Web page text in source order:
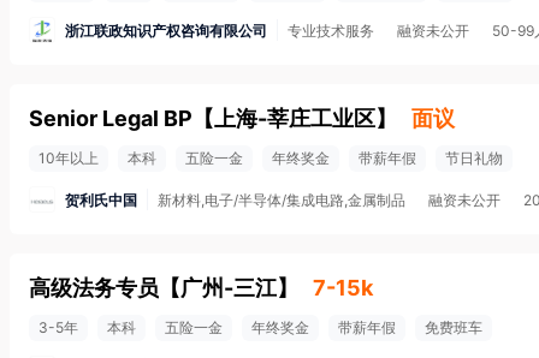
浙江联政知识产权咨询有限公司 专业技术服务 融资未公开 50-99
Senior Legal BP 【 上海-莘庄工业区】 面议
10年以上 本科 五险一金 年终奖金 带薪年假 节日礼物
贺利氏中国 新材料,电子/半导体/集成电路,金属制品 融资未公开
高级法务专员 【广州-三江】 7-15k
3-5年 本科 五险一金 年终奖金 带薪年假 免费班车